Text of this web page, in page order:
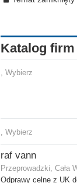
Katalog
, Wybierz
, Wybierz
raf vann
Przeprowadzki, Cała
Odprawy celne z UK